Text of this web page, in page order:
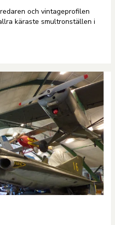
och vintageprofilen
käraste smultronställen i